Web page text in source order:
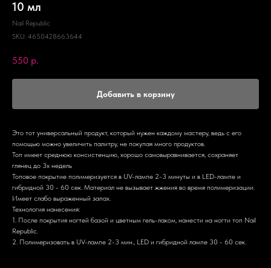
10 мл
Nail Republic
SKU: 4650428663644
550 р.
Добавить в корзину
Это тот универсальный продукт, который нужен каждому мастеру, ведь с его
помощью можно увеличить палитру, не покупая много продуктов.
Топ имеет среднюю консистенцию, хорошо самовыравнивается, сохраняет
глянец до 3х недель
Топовое покрытие полимеризуется в UV-лампе 2-3 минуты и в LED-лампе и
гибридной 30 - 60 сек. Материал не вызывает жжения во время полимеризации.
Имеет слабо выраженный запах.
Технология нанесения:
1. После покрытия ногтей базой и цветным гель-лаком, нанести на ногти топ Nail
Republic.
2. Полимеризовать в UV-лампе 2-3 мин., LED и гибридной лампе 30 - 60 сек.